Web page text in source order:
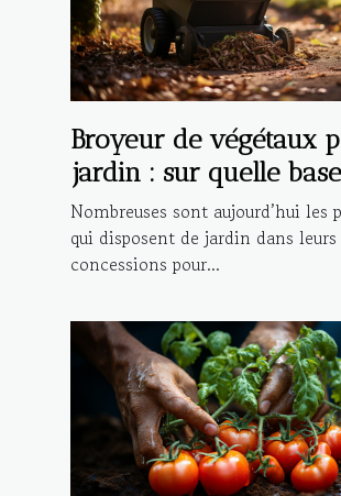
Broyeur de végétaux
jardin : sur quelle
son choix ?
Nombreuses sont aujourd’hui les
qui disposent de jardin dans leurs
concessions pour...